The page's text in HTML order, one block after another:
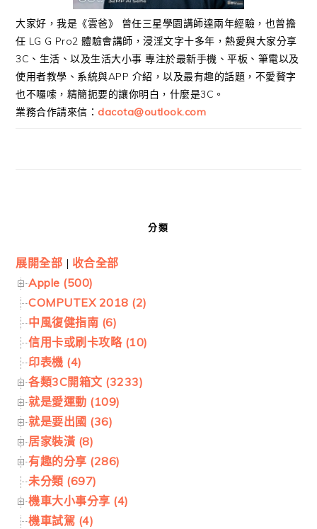
大家好，我是《雲爸》 曾任三星學園講師達兩年經驗，也曾擔
任 LG G Pro2 體驗會講師，浸淫文字十多年，熱愛與大家分享
3C、生活、以及生活大小事 專注於最新手機、平板、筆電以及
使用者教學、系統與APP 介紹，以及最有趣的話題，不愛贅字
也不囉嗦，精簡扼要的讓你明白，什麼是3C。
業務合作請來信： dacota@outlook.com
分類
展開全部 | 收合全部
Apple (500)
COMPUTEX 2018 (2)
中風復健指南 (6)
信用卡或刷卡攻略 (10)
印表機 (4)
各類3C開箱文 (3233)
就是愛運動 (109)
就是要出國 (36)
居家裝潢 (8)
有趣的分享 (286)
未分類 (697)
機車大小事分享 (4)
機車試駕 (4)